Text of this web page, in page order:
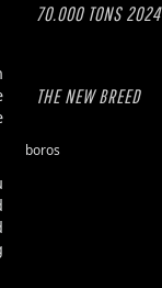
70.000 TONS 2024
THE NEW BREED